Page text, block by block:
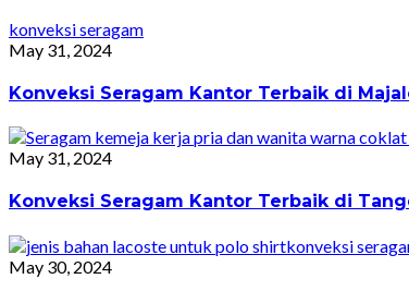
konveksi seragam
May 31, 2024
Konveksi Seragam Kantor Terbaik di
May 31, 2024
Konveksi Seragam Kantor Terbaik di
konveksi
May 30, 2024